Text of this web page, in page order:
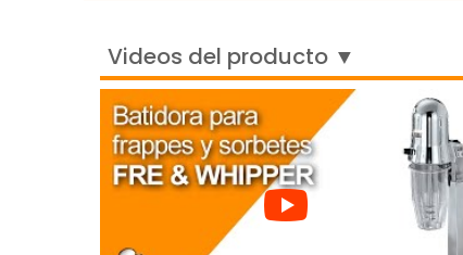
Videos del producto ▼